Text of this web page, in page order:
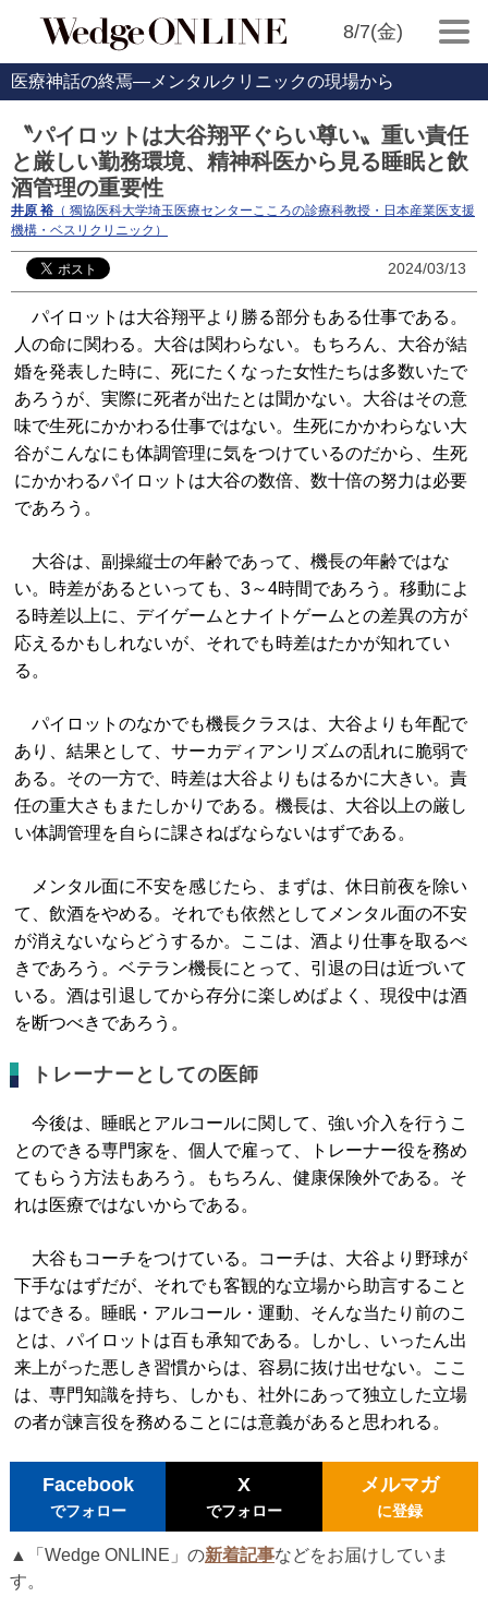
8/7(金)
医療神話の終焉―メンタルクリニックの現場から
〝パイロットは大谷翔平ぐらい尊い〟重い責任
と厳しい勤務環境、精神科医から見る睡眠と飲
酒管理の重要性
井原 裕 （ 獨協医科大学埼玉医療センターこころの診療科教授・日本産業医支援
機構・ベスリクリニック）
2024/03/13
パイロットは大谷翔平より勝る部分もある仕事である。
人の命に関わる。大谷は関わらない。もちろん、大谷が結
婚を発表した時に、死にたくなった女性たちは多数いたで
あろうが、実際に死者が出たとは聞かない。大谷はその意
味で生死にかかわる仕事ではない。生死にかかわらない大
谷がこんなにも体調管理に気をつけているのだから、生死
にかかわるパイロットは大谷の数倍、数十倍の努力は必要
であろう。
大谷は、副操縦士の年齢であって、機長の年齢ではな
い。時差があるといっても、3～4時間であろう。移動によ
る時差以上に、デイゲームとナイトゲームとの差異の方が
応えるかもしれないが、それでも時差はたかが知れてい
る。
パイロットのなかでも機長クラスは、大谷よりも年配で
あり、結果として、サーカディアンリズムの乱れに脆弱で
ある。その一方で、時差は大谷よりもはるかに大きい。責
任の重大さもまたしかりである。機長は、大谷以上の厳し
い体調管理を自らに課さねばならないはずである。
メンタル面に不安を感じたら、まずは、休日前夜を除い
て、飲酒をやめる。それでも依然としてメンタル面の不安
が消えないならどうするか。ここは、酒より仕事を取るべ
きであろう。ベテラン機長にとって、引退の日は近づいて
いる。酒は引退してから存分に楽しめばよく、現役中は酒
を断つべきであろう。
トレーナーとしての医師
今後は、睡眠とアルコールに関して、強い介入を行うこ
とのできる専門家を、個人で雇って、トレーナー役を務め
てもらう方法もあろう。もちろん、健康保険外である。そ
れは医療ではないからである。
大谷もコーチをつけている。コーチは、大谷より野球が
下手なはずだが、それでも客観的な立場から助言すること
はできる。睡眠・アルコール・運動、そんな当たり前のこ
とは、パイロットは百も承知である。しかし、いったん出
来上がった悪しき習慣からは、容易に抜け出せない。ここ
は、専門知識を持ち、しかも、社外にあって独立した立場
の者が諫言役を務めることには意義があると思われる。
Facebook
でフォロー
X
でフォロー
メルマガ
に登録
▲「Wedge ONLINE」の新着記事などをお届けしていま
す。